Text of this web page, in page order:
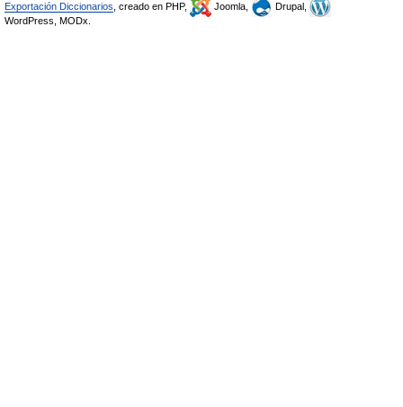
Exportación Diccionarios , creado en PHP, Joomla,
Drupal,
WordPress, MODx.